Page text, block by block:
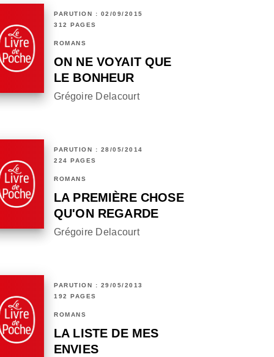
PARUTION : 02/09/2015
312 PAGES
ROMANS
ON NE VOYAIT QUE
LE BONHEUR
Grégoire Delacourt
PARUTION : 28/05/2014
224 PAGES
ROMANS
LA PREMIÈRE CHOSE
QU'ON REGARDE
Grégoire Delacourt
PARUTION : 29/05/2013
192 PAGES
ROMANS
LA LISTE DE MES
ENVIES